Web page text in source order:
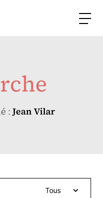
:Jean Vilar
Tous